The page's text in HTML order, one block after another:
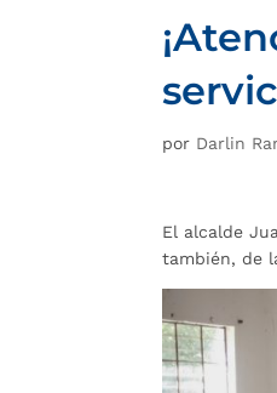
por Darlin
El alcalde
también, de